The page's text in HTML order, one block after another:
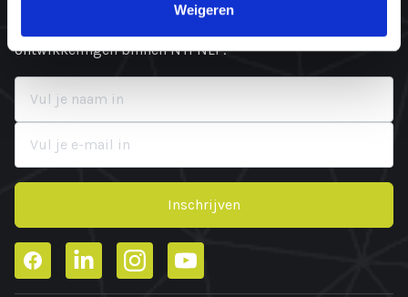
Weigeren
ontwikkelingen binnen NTI NLP.
Inschrijven
FacebookLinkedInInstagramYouTube